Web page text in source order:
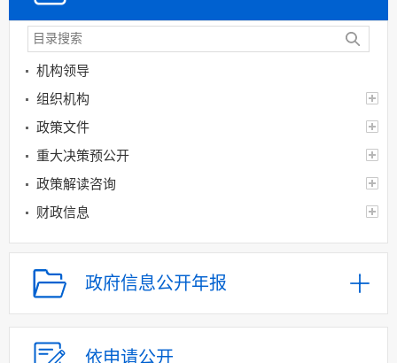
机构领导
组织机构
政策文件
重大决策预公开
政策解读咨询
财政信息
规划信息
建议提案办理
应急管理
回应关切
监督保障
政府信息公开年报
依申请公开